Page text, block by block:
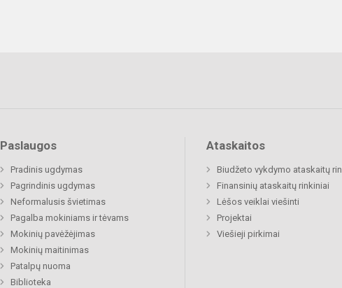
Paslaugos
Pradinis ugdymas
Pagrindinis ugdymas
Neformalusis švietimas
Pagalba mokiniams ir tėvams
Mokinių pavėžėjimas
Mokinių maitinimas
Patalpų nuoma
Biblioteka
Ataskaitos
Biudžeto vykdymo ataskaitų
Finansinių ataskaitų rinkiniai
Lėšos veiklai viešinti
Projektai
Viešieji pirkimai